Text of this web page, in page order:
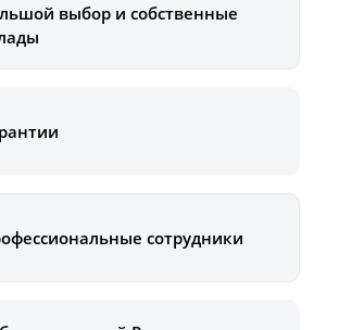
выбор и собственные
сотрудники